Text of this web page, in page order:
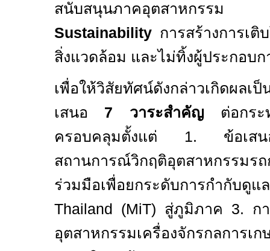
สนับสนุนภาคอุตสาหก
Sustainability การสร้างการเ
สิ่งแวดล้อม และไม่ทิ้งผู้ประกอบ
เพื่อให้วิสัยทัศน์ดังกล่าวเกิดผลเ
เสนอ 7 วาระสำคัญ ต่อกระ
ครอบคลุมตั้งแต่ 1. ข้อเส
สถานการณ์วิกฤติอุตสาหกรรม
ร่วมมือเพือยกระดับการกำกับดู
Thailand (MiT) สู่ภูมิภาค 3. ก
อุตสาหกรรมเครืองจักรกลการ